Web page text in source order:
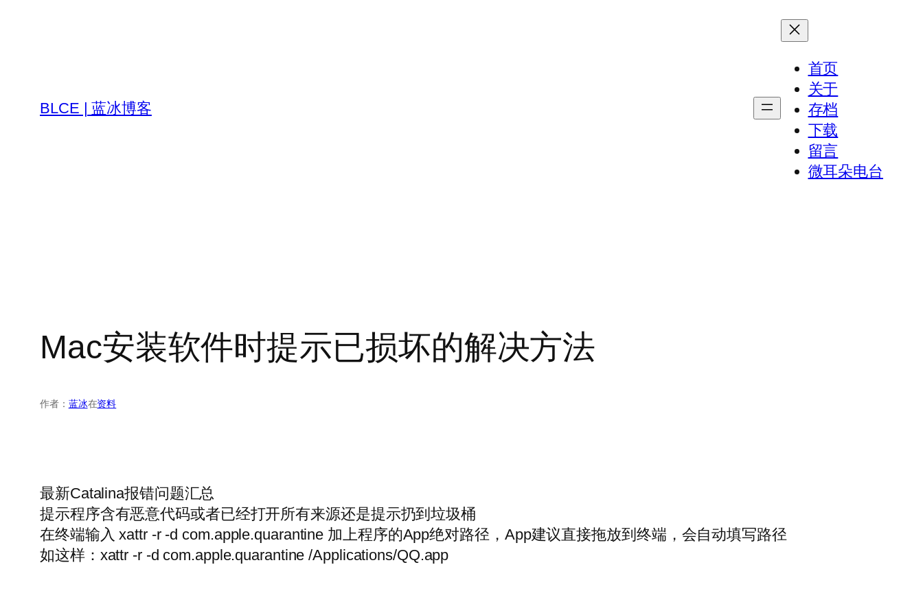
BLCE | 蓝冰博客
首页
关于
存档
下载
留言
微耳朵电台
Mac安装软件时提示已损坏的解决方法
作者： 蓝冰在资料
最新Catalina报错问题汇总
提示程序含有恶意代码或者已经打开所有来源还是提示扔到垃圾桶
在终端输入 xattr -r -d com.apple.quarantine 加上程序的App绝对路径，App建议直接拖放到终端，会自动填写路径
如这样：xattr -r -d com.apple.quarantine /Applications/QQ.app